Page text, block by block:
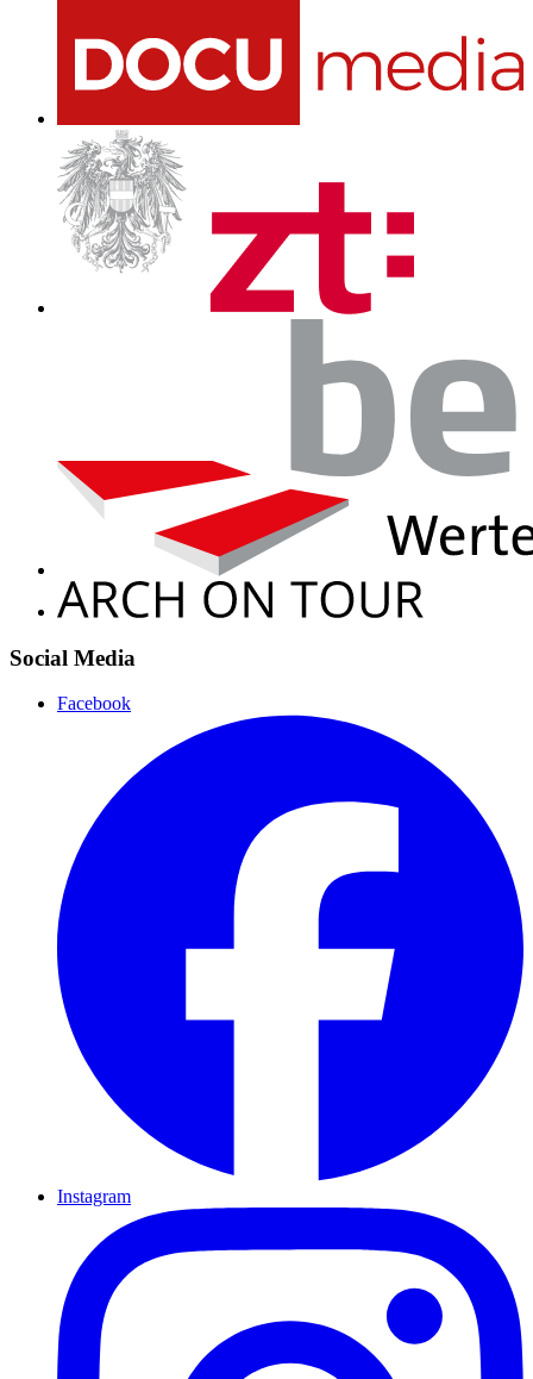
Social Media
Facebook
Instagram